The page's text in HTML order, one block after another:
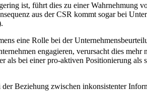
ist, führt dies zu einer Wahrnehmung
aus der CSR kommt sogar bei
eine Rolle bei der
engagieren, verursacht dies
als bei einer pro-aktiven Positionierung
Beziehung zwischen inkonsistenter